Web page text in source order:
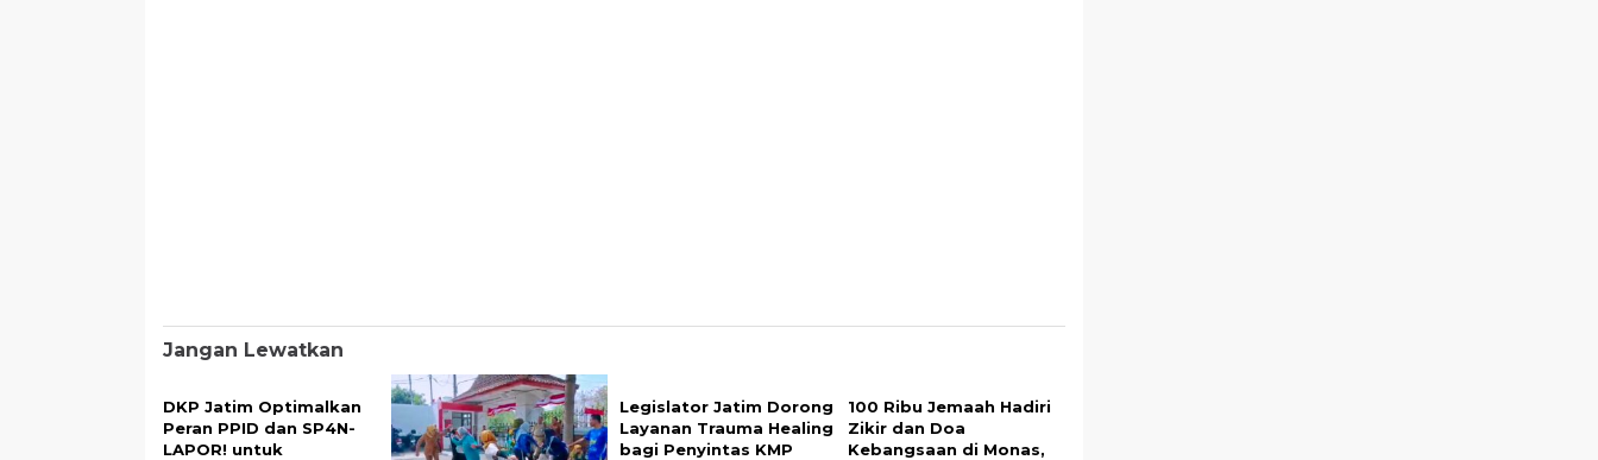
Jangan Lewatkan
DKP Jatim Optimalkan
Peran PPID dan SP4N-
LAPOR! untuk
Legislator Jatim Dorong
Layanan Trauma Healing
bagi Penyintas KMP
100 Ribu Jemaah Hadiri
Zikir dan Doa
Kebangsaan di Monas,